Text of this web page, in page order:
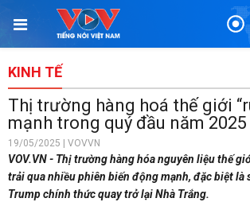
KINH TẾ
Thị trường hàng hoá thế giới
mạnh trong quý đầu năm 2025
19/05/2025 | VOVVN
VOV.VN - Thị trường hàng hóa nguyên liệu thế
trải qua nhiều phiên biến động mạnh, đặc biệt là
Trump chính thức quay trở lại Nhà Trắng.